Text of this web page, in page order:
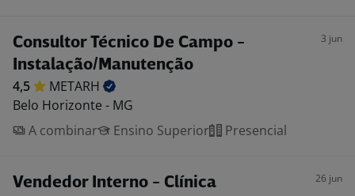
Consultor Técnico De Campo -
Instalação/Manutenção
3 jun
4,5
METARH
Belo Horizonte - MG
A combinar
Ensino Superior Presencial
Vendedor Interno - Clínica
26 jun